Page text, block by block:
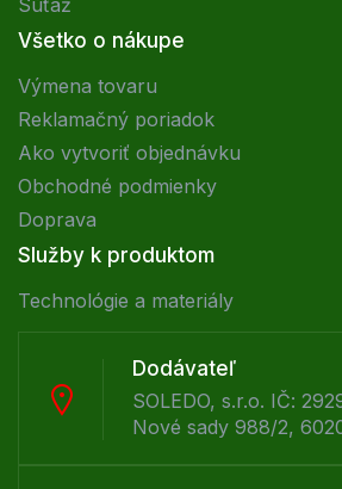
Súťaž
Všetko o nákupe
Výmena tovaru
Reklamačný poriadok
Ako vytvoriť objednávku
Obchodné podmienky
Doprava
Služby k produktom
Technológie a materiály
Dodávateľ
SOLEDO, s.r.o. IČ:
Nové sady 988/2,